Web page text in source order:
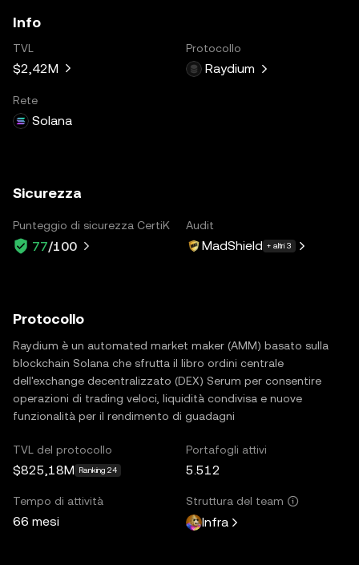
Info
TVL
$2,42M
Protocollo
Raydium
Rete
Solana
Sicurezza
Punteggio di sicurezza CertiK
77/100
Audit
MadShield + altri 3
Protocollo
Raydium è un automated market maker (AMM) basato sulla
blockchain Solana che sfrutta il libro ordini centrale
dell'exchange decentralizzato (DEX) Serum per consentire
operazioni di trading veloci, liquidità condivisa e nuove
funzionalità per il rendimento di guadagni
TVL del protocollo
$825,18M Ranking 24
Portafogli attivi
5.512
Tempo di attività
66 mesi
Struttura del team
Infra